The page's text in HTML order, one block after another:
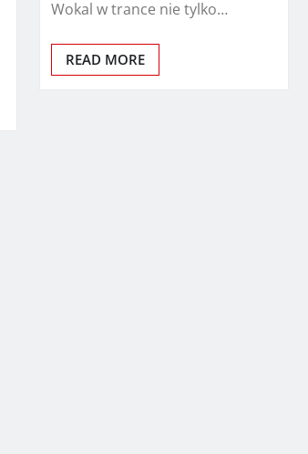
Wokal w trance nie tylko…
READ MORE